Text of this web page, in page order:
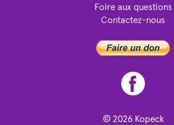
Foire aux questions
Contactez-nous
© 2026 Kopeck